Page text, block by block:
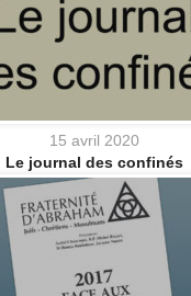
15 avril 2020
Le journal des confinés